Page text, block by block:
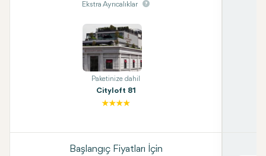
Ekstra Ayrıcalıklar
Paketinize dahil
Cityloft 81
Başlangıç Fiyatları İçin